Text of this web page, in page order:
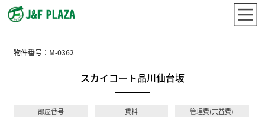
物件番号： M-0362
スカイコート品川仙台坂
部屋番号 賃料 管理費(共益費)